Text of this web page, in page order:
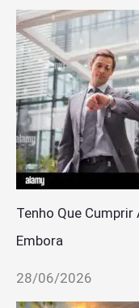
Tenho Que
Embora
28/06/2026